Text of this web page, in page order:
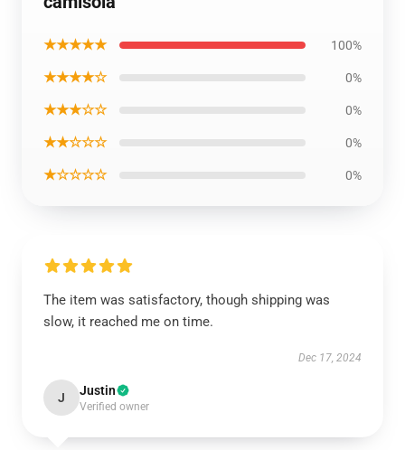
★★★★★ 100%
★★★★☆ 0%
★★★☆☆ 0%
★★☆☆☆ 0%
★☆☆☆☆ 0%
The item was satisfactory, though shipping was
slow, it reached me on time.
Dec 17, 2024
J Justin
Verified owner